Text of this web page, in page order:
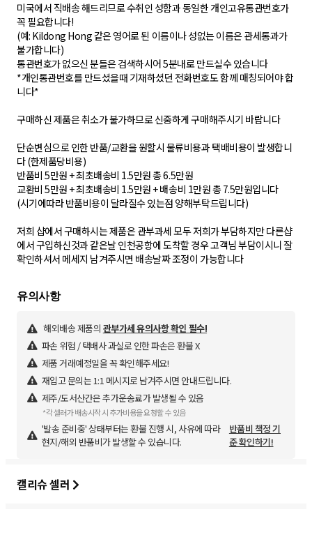
미국에서 직배송 해드리므로 수취인 성함과 동일한 개인고유통관번호가
꼭 필요합니다!
(예: Kildong Hong 같은 영어로 된 이름이나 성없는 이름은 관세통과가
불가합니다)
통관번호가 없으신 분들은 검색하시어 5분내로 만드실수 있습니다
*개인통관번호를 만드셨을때 기재하셨던 전화번호도 함께 매칭되어야 합
니다*
구매하신 제품은 취소가 불가하므로 신중하게 구매해주시기 바랍니다
단순변심으로 인한 반품/교환을 원할시 물류비용과 택배비용이 발생합니
다 (한제품당비용)
반품비 5만원 + 최초배송비 1.5만원 총 6.5만원
교환비 5만원 + 최초배송비 1.5만원 + 배송비 1만원 총 7.5만원입니다
(시기에따라 반품비용이 달라질수 있는점 양해부탁드립니다)
저희 샵에서 구매하시는 제품은 관부과세 모두 저희가 부담하지만 다른샵
에서 구입하신것과 같은날 인천공항에 도착할 경우 고객님 부담이시니 잘
확인하셔서 메세지 남겨주시면 배송날짜 조정이 가능합니다
유의사항
해외배송 제품의 관부가세 유의사항 확인 필수!
파손 위험 / 택배사 과실로 인한 파손은 환불 X
제품 거래예정일을 꼭 확인해주세요!
재입고 문의는 1:1 메시지로 남겨주시면 안내드립니다.
제주/도서산간은 추가운송료가 발생될 수 있음
*각 셀러가 배송시작 시 추가비용을 요청할 수 있음
'발송 준비중' 상태부터는 환불 진행 시, 사유에 따라
현지/해외 반품비가 발생할 수 있습니다.
반품비 책정 기
준 확인하기!
캘리슈 셀러